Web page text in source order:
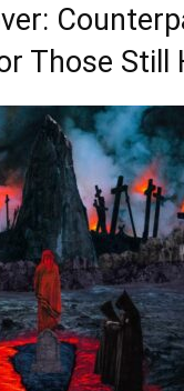
Those Still